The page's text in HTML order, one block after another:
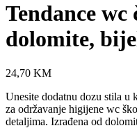
Tendance
dolomite,
24,70 KM
Unesite dodatnu dozu stila u
za održavanje higijene wc
detaljima. Izrađena od